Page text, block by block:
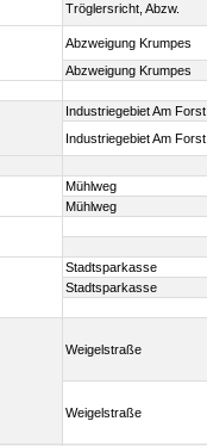
Tröglersricht, Abzw.
Abzweigung Krumpes
Abzweigung Krumpes
Industriegebiet Am Forst
Industriegebiet Am Forst
Mühlweg
Mühlweg
Stadtsparkasse
Stadtsparkasse
Weigelstraße
Weigelstraße